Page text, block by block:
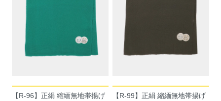
【R-96】正絹 縮緬無地帯揚げ
【R-99】正絹 縮緬無地帯揚げ